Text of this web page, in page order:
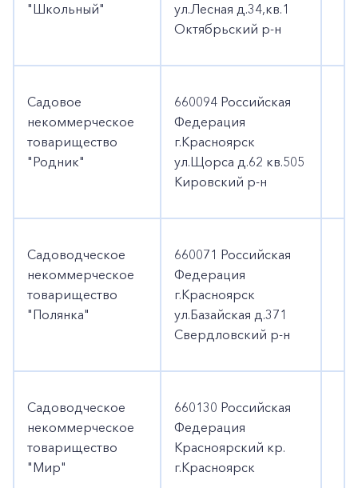
Заказать обратный звонок
Корпоративным клиентам
"Школьный"
ул.Лесная д.34,кв.1
Октябрьский р-н
Садовое
некоммерческое
товарищество
"Родник"
660094 Российская
Федерация
г.Красноярск
ул.Щорса д.62 кв.505
Кировский р-н
Садоводческое
некоммерческое
товарищество
"Полянка"
660071 Российская
Федерация
г.Красноярск
ул.Базайская д.371
Свердловский р-н
Садоводческое
некоммерческое
товарищество
"Мир"
660130 Российская
Федерация
Красноярский кр.
г.Красноярск